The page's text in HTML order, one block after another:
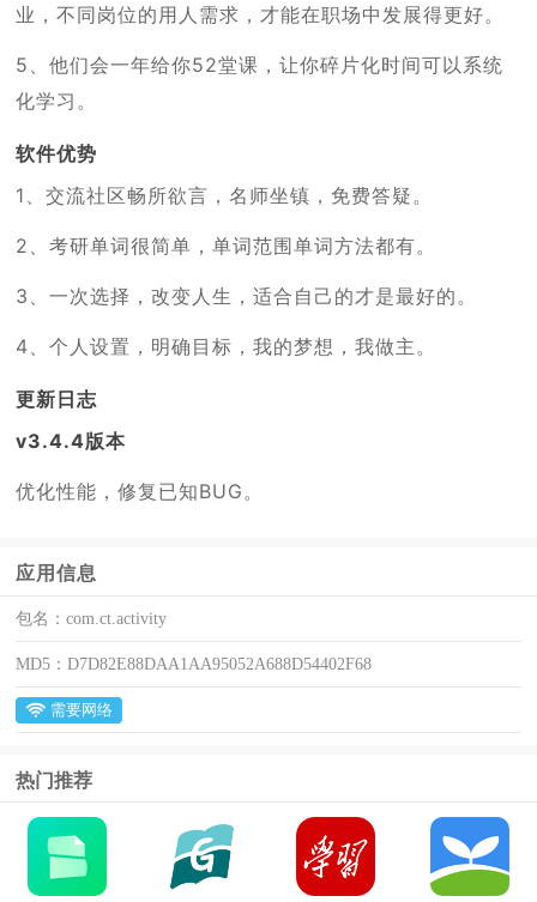
业，不同岗位的用人需求，才能在职场中发展得更好。
5、他们会一年给你52堂课，让你碎片化时间可以系统
化学习。
软件优势
1、交流社区畅所欲言，名师坐镇，免费答疑。
2、考研单词很简单，单词范围单词方法都有。
3、一次选择，改变人生，适合自己的才是最好的。
4、个人设置，明确目标，我的梦想，我做主。
更新日志
v3.4.4版本
优化性能，修复已知BUG。
应用信息
包名：com.ct.activity
MD5：D7D82E88DAA1AA95052A688D54402F68
需要网络
热门推荐